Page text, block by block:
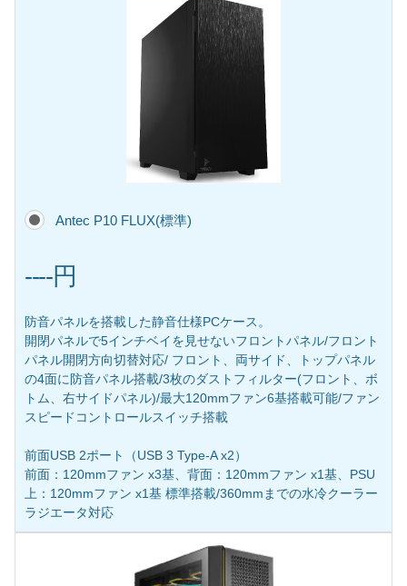
Antec P10 FLUX(標準)
----円
防音パネルを搭載した静音仕様PCケース。
開閉パネルで5インチベイを見せないフロントパネル/フロント
パネル開閉方向切替対応/ フロント、両サイド、トップパネル
の4面に防音パネル搭載/3枚のダストフィルター(フロント、ボ
トム、右サイドパネル)/最大120mmファン6基搭載可能/ファン
スピードコントロールスイッチ搭載
前面USB 2ポート（USB 3 Type-A x2）
前面：120mmファン x3基、背面：120mmファン x1基、PSU
上：120mmファン x1基 標準搭載/360mmまでの水冷クーラー
ラジエータ対応